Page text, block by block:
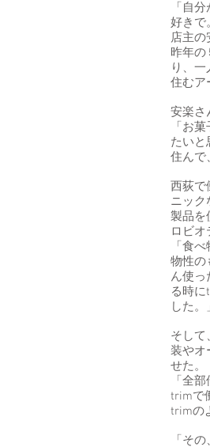
「自
好きで
店主の
昨年の
り、
住むア
安楽さ
「お
たいと
住んで
西荻で
ニック
製品を
ロビオ
「食
物性の
ん使っ
る時
した。」
そし
装やオ
せた。
「全
trimで
trimの
「そ